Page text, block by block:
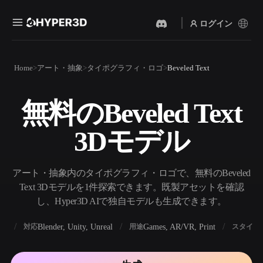
ログイン
画像から 3D
写真をアップロードするだ
けで、3Dオブジェクトが瞬
時に完成。
テキストから 3D
テキストプロンプトから3D
テキストや画像から、AIで
動画を作成。
ら、高品質なビジュアルを
生成。
API
を、あなたのアプリやワー
クフローに組み込みましょ
API
料金
コミュニティ
ストーリー 研究 ブログ
Home アート・抽象 タイポグラフィ・ロゴ Beveled Text
無料のBeveled Text
3Dモデル
アート・抽象内のタイポグラフィ・ロゴで、無料のBeveled
Text 3Dモデルを1件探索できます。既製アセットを確認
し、Hyper3D AIで独自モデルも生成できます。
対応Blender, Unity, Unreal 用途Games, AR/VR, Print スタイル